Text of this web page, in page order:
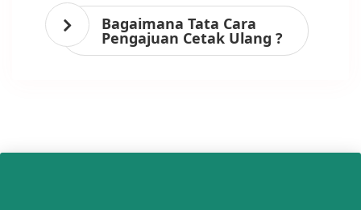
Bagaimana Tata Cara
Pengajuan Cetak Ulang ?